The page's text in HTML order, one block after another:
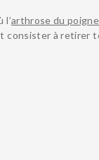
l’arthrose du
consister à retirer